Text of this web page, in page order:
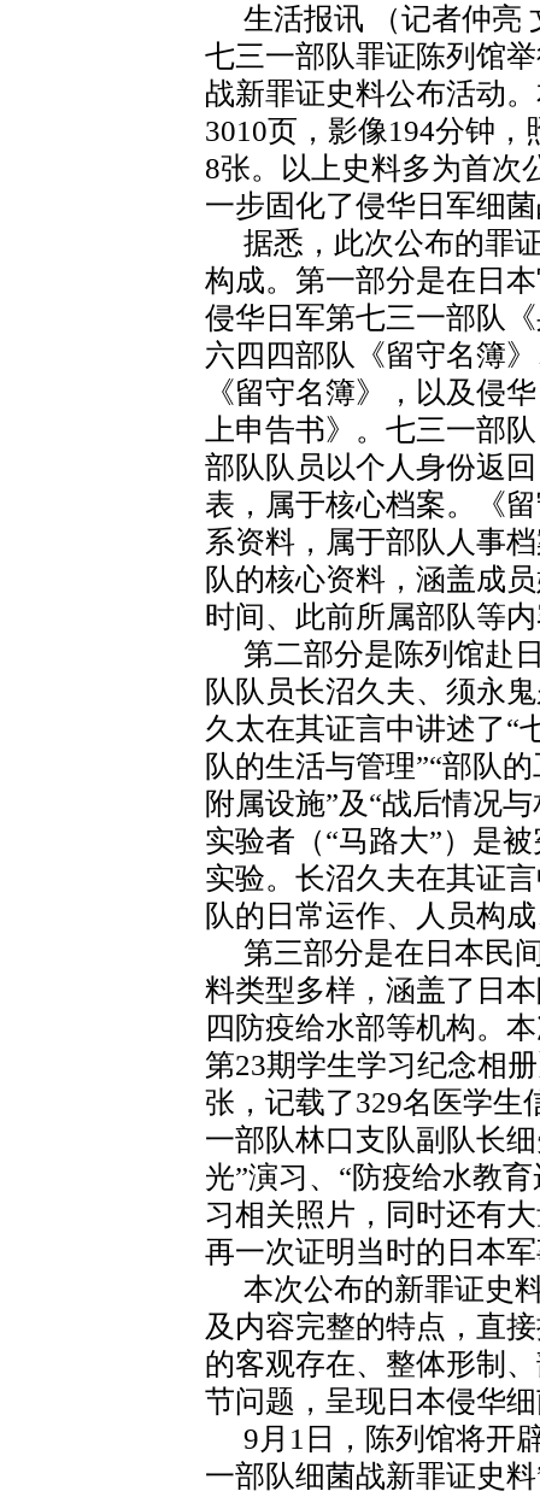
生活报讯 （记者仲亮
七三一部队罪证陈列馆
战新罪证史料公布活动
3010页，影像194分钟
8张。以上史料多为首次
一步固化了侵华日军细
据悉，此次公布的罪
构成。第一部分是在日
侵华日军第七三一部队
六四四部队《留守名簿
《留守名簿》，以及侵
上申告书》。七三一部
部队队员以个人身份返
表，属于核心档案。《
系资料，属于部队人事
队的核心资料，涵盖成
时间、此前所属部队等
第二部分是陈列馆赴
队队员长沼久夫、须永
久太在其证言中讲述了“
队的生活与管理”“部队
附属设施”及“战后情况
实验者（“马路大”）是
实验。长沼久夫在其证
队的日常运作、人员构
第三部分是在日本民
料类型多样，涵盖了日
四防疫给水部等机构。
第23期学生学习纪念相
张，记载了329名医学生
一部队林口支队副队长
光”演习、“防疫给水教
习相关照片，同时还有
再一次证明当时的日本
本次公布的新罪证史
及内容完整的特点，直
的客观存在、整体形制
节问题，呈现日本侵华
9月1日，陈列馆将开
一部队细菌战新罪证史